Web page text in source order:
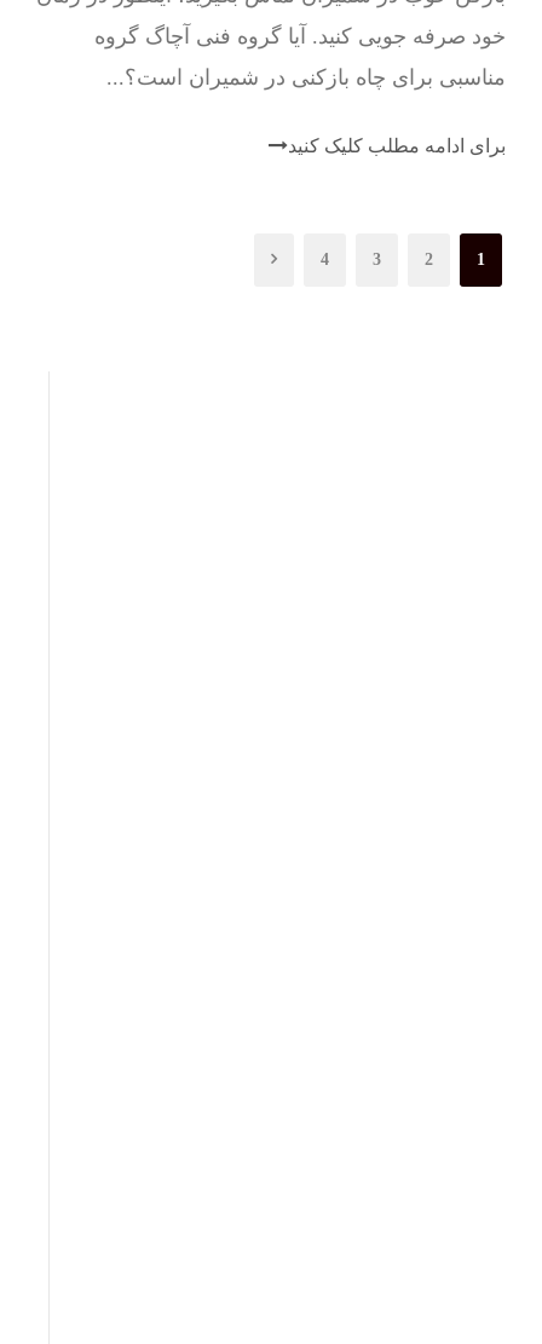
خود صرفه جویی کنید. آیا گروه فنی آچاگ گروه
مناسبی برای چاه بازکنی در شمیران است؟...
برای ادامه مطلب کلیک کنید
1
2
3
4